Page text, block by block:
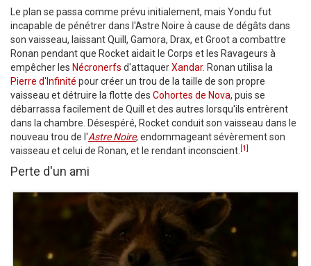
Le plan se passa comme prévu initialement, mais Yondu fut
incapable de pénétrer dans l'Astre Noire à cause de dégâts dans
son vaisseau, laissant Quill, Gamora, Drax, et Groot a combattre
Ronan pendant que Rocket aidait le Corps et les Ravageurs à
empêcher les Nécronerfs d'attaquerXandar. Ronan utilisa la
Pierre d'Infinité pour créer un trou de la taille de son propre
vaisseau et détruire la flotte des Cohortes de Nova, puis se
débarrassa facilement de Quill et des autres lorsqu'ils entrèrent
dans la chambre. Désespéré, Rocket conduit son vaisseau dans le
nouveau trou de l'Astre Noire, endommageant sévèrement son
vaisseau et celui de Ronan, et le rendant inconscient. [1]
Perte d'un ami